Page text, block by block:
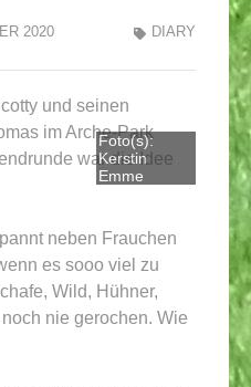
2020 DIARY
und seinen
im Arche-Park
Foto(s):
Kerstin
Emme
war die Idee
neben Frauchen
es sooo viel zu
Wild, Hühner,
nie gerochen. Wie